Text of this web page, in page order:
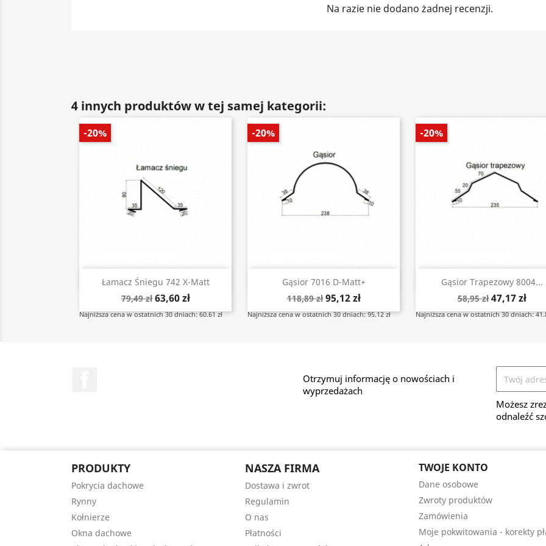
Na razie nie dodano żadnej recenzji.
4 innych produktów w tej samej kategorii:
Łamacz Śniegu 742 X-Matt
79,49 zł 63,60 zł
Najniższa cena w ostatnich 30 dniach: 60.61 zł
-20%
Szybki podgląd
Gąsior 7016 D-Matt+
118,89 zł 95,12 zł
Najniższa cena w ostatnich 30 dniach: 95.12 zł
-20%
Szybki podgląd
Gąsior Trapezowy 8004...
58,95 zł 47,17 zł
Najniższa cena w ostatnich 30 dniach:
-20%
Szybki podgląd
Otrzymuj informację o nowościach i
wyprzedażach
Możesz
odnaleźć
PRODUKTY
Pokrycia dachowe
Rynny
Kołnierze
Okna dachowe
NASZA FIRMA
Dostawa i zwrot
Regulamin
O nas
Płatności
TWOJE KONTO
Dane osobowe
Zwroty produktów
Zamówienia
Moje pokwitowania - korekty